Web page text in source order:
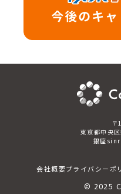
東京都中央
銀座
会社概要プライバシーポ
© 2025